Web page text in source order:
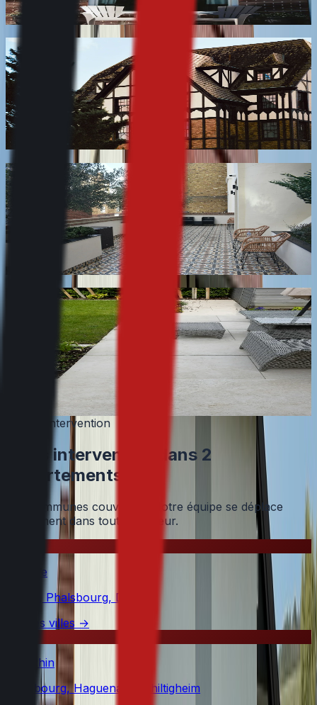
En savoir plus
Nettoyage de façade à colombages
Nettoyage doux des pans de bois apparents et de leur
remplissage, sans haute pression qui gonfle le bois ni
sablage qui creuse la fibre. Sur bâti ancien, souvent
soumis à autorisation.
En savoir plus
Nettoyage de terrasse avant l’hiver
Nettoyage de fin de saison des terrasses et sols
extérieurs, avec traitement antidérapant : une surface
moussue et humide devient glissante dès les premières
gelées.
En savoir plus
Nettoyage de terrasse en grès cérame et
carrelage extérieur
Nettoyage des terrasses en grès cérame et carrelage
extérieur : voile de ciment résiduel, taches d'oxydation,
joints encrassés. Hors nettoyage du vide sanitaire sous
dalles sur plots.
Zone d'intervention
Nous intervenons dans 2
départements
communes couvertes. Notre équipe se déplace
rapidement dans tout le secteur.
Moselle
Bitche, Phalsbourg, Dabo
Voir les villes →
Bas-Rhin
Strasbourg, Haguenau, Schiltigheim